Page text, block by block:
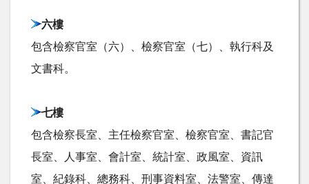
六樓
包含檢察官室（六）、檢察官室（七）、執行科及
文書科。
七樓
包含檢察長室、主任檢察官室、檢察官室、書記官
長室、人事室、會計室、統計室、政風室、資訊
室、紀錄科、總務科、刑事資料室、法警室、傳達